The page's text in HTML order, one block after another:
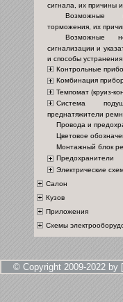
сигнала, их причины
Возможные
торможения, их
Возможные
сигнализации и
и способы устранения
Контрольные
Комбинация
Темпомат (круиз-
Система
преднатяжители
Провода и
Цветовое
Монтажный блок
Предохранители
Электрические
Салон
Кузов
Приложения
Схемы
© Copyright 2009-2022 by